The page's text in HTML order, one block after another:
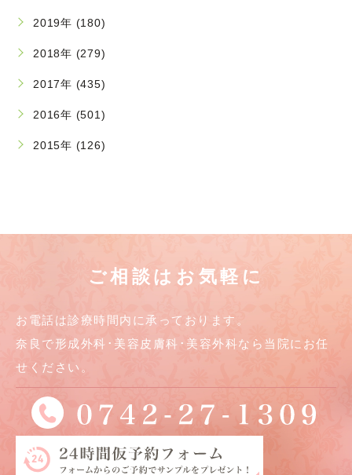
2019年 (180)
2018年 (279)
2017年 (435)
2016年 (501)
2015年 (126)
ご相談はお気軽に
お電話は診療時間内に承っております。
奈良で形成外科･美容皮膚科･美容外科なら当院にお任
せください。